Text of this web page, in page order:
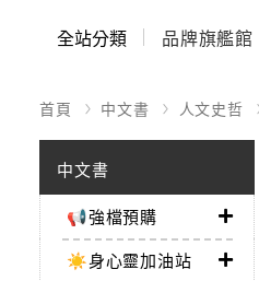
全站分類 品牌旗艦館
首頁 中文書 人文史哲
中文書
📢強檔預購
☀️身心靈加油站